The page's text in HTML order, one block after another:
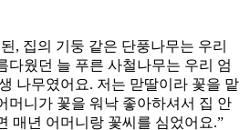
, 집의 기둥 같은 단풍나무는 우리
다웠던 늘 푸른 사철나무는 우리 엄
나무였어요. 저는 맏딸이라 꽃을 맡
머니가 꽃을 워낙 좋아하셔서 집 안
매년 어머니랑 꽃씨를 심었어요.”